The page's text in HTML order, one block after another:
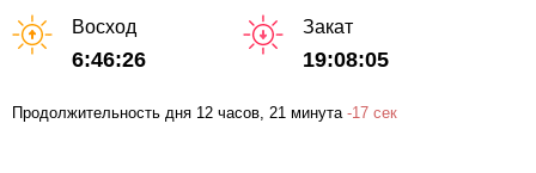
Восход
6:46:26
Закат
19:08:05
Продолжительность дня 12 часов , 21 минута -17 сек